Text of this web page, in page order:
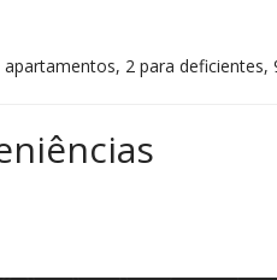
apartamentos, 2 para